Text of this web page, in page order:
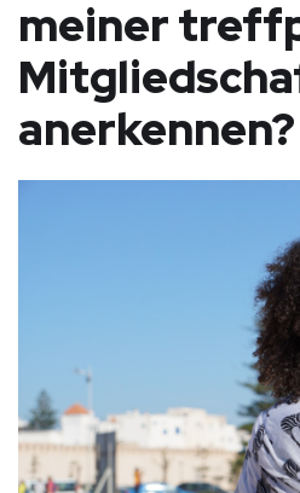
meiner
anerkennen?